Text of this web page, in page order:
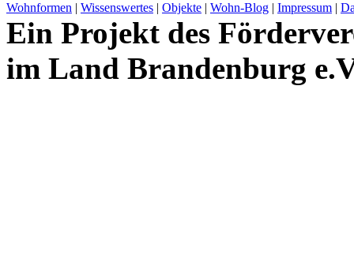
Wohnformen | Wissenswertes | Objekte | Wohn-Blog | Impressum |
Ein Projekt des
im Land Brandenburg